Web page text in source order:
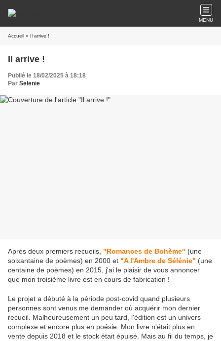
MENU
Accueil » Il arrive !
Il arrive !
Publié le 18/02/2025 à 18:18
Par Selenie
Après deux premiers recueils, "Romances de Bohème" (une
soixantaine de poèmes) en 2000 et "A l'Ambre de Sélénie" (une
centaine de poèmes) en 2015, j'ai le plaisir de vous annoncer
que mon troisième livre est en cours de fabrication !
Le projet a débuté à la période post-covid quand plusieurs
personnes sont venus me demander où acquérir mon dernier
recueil. Malheureusement un peu tard, l'édition est un univers
complexe et encore plus en poésie. Mon livre n'était plus en
vente depuis 2018 et le stock était épuisé. Mais au fil du temps, je